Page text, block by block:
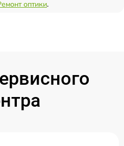
оптики.